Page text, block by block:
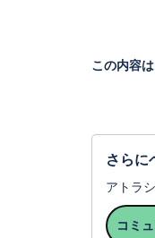
この内容
さらに
アトラ
コミ